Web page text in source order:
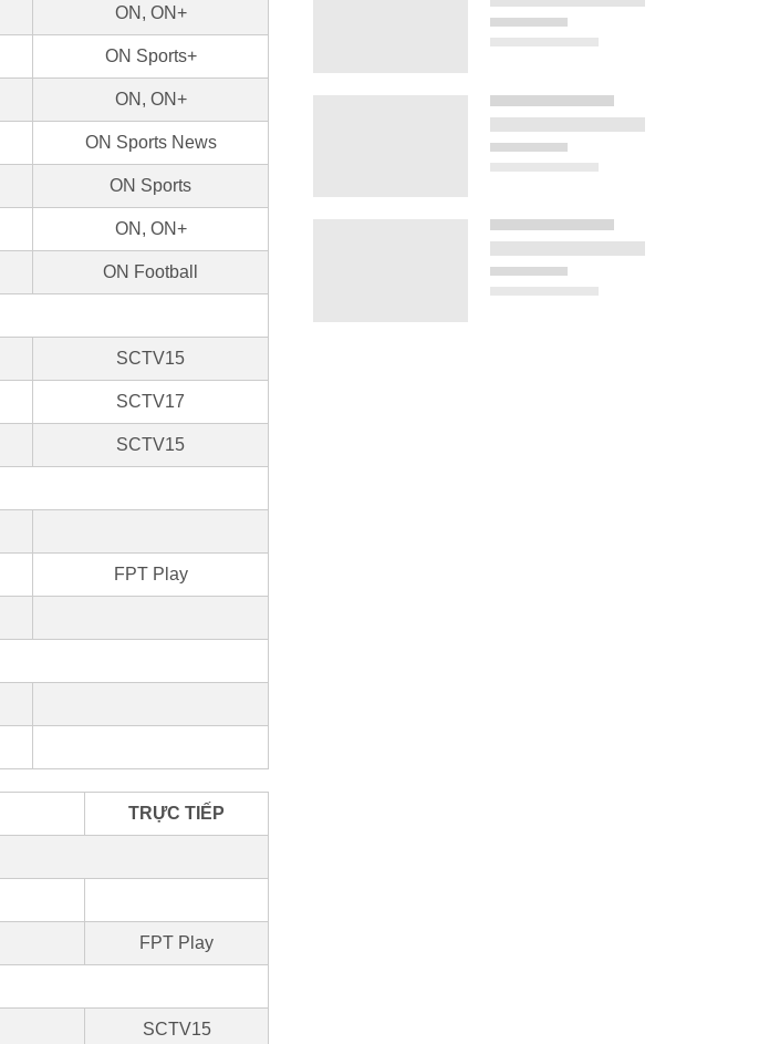
ON, ON+
ON Sports+
ON, ON+
ON Sports News
ON Sports
ON, ON+
ON Football
SCTV15
SCTV17
SCTV15
FPT Play
TRỰC TIẾP
FPT Play
SCTV15